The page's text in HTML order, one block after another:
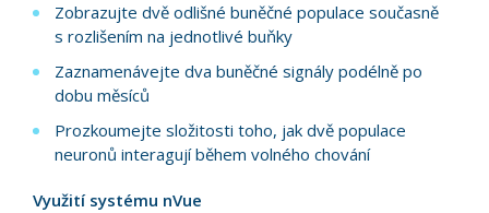
Zobrazujte dvě odlišné buněčné populace současně
s rozlišením na jednotlivé buňky
Zaznamenávejte dva buněčné signály podélně po
dobu měsíců
Prozkoumejte složitosti toho, jak dvě populace
neuronů interagují během volného chování
Využití systému nVue